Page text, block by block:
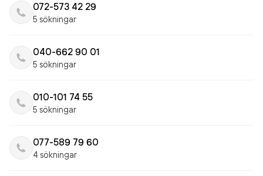
072-573 42 29
5 sökningar
040-662 90 01
5 sökningar
010-101 74 55
5 sökningar
077-589 79 60
4 sökningar